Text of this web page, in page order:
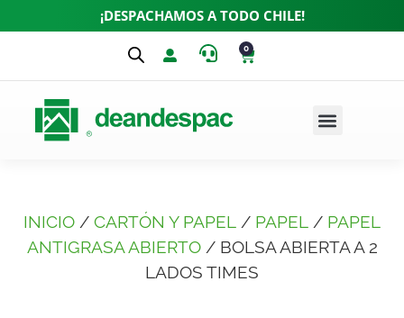
¡DESPACHAMOS A TODO CHILE!
0
INICIO / CARTÓN Y PAPEL / PAPEL / PAPEL
ANTIGRASA ABIERTO/ BOLSA ABIERTA A 2
LADOS TIMES